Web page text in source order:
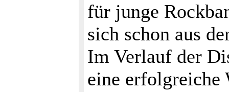
für junge
sich schon aus
Im Verlauf der
eine